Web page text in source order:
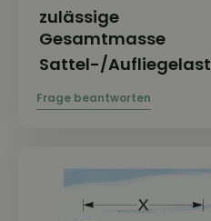
zulässige
Gesamtmasse
Sattel-/Aufliegelast